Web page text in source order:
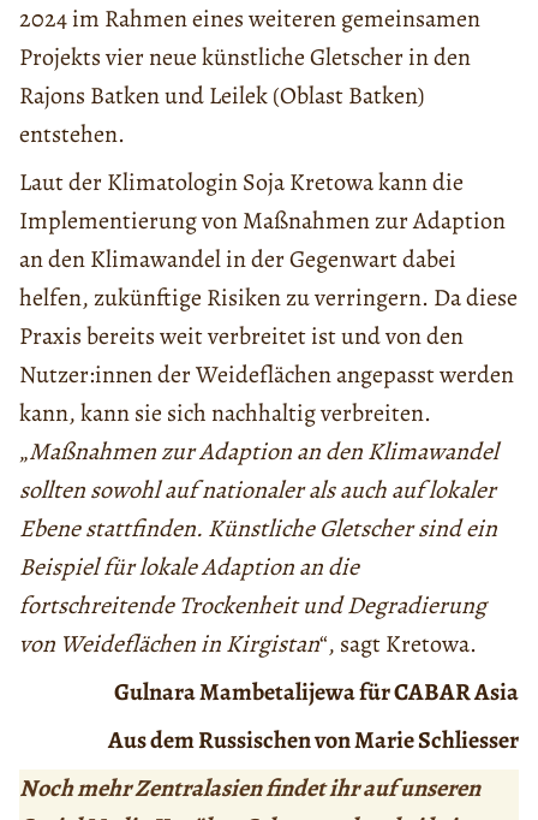
2024 im Rahmen eines weiteren gemeinsamen
Projekts vier neue künstliche Gletscher in den
Rajons Batken und Leilek (Oblast Batken)
entstehen.
Laut der Klimatologin Soja Kretowa kann die
Implementierung von Maßnahmen zur Adaption
an den Klimawandel in der Gegenwart dabei
helfen, zukünftige Risiken zu verringern. Da diese
Praxis bereits weit verbreitet ist und von den
Nutzer:innen der Weideflächen angepasst werden
kann, kann sie sich nachhaltig verbreiten.
„Maßnahmen zur Adaption an den Klimawandel
sollten sowohl auf nationaler als auch auf lokaler
Ebene stattfinden. Künstliche Gletscher sind ein
Beispiel für lokale Adaption an die
fortschreitende Trockenheit und Degradierung
von Weideflächen in Kirgistan“, sagt Kretowa.
Gulnara Mambetalijewa für CABAR Asia
Aus dem Russischen von Marie Schliesser
Noch mehr Zentralasien findet ihr auf unseren